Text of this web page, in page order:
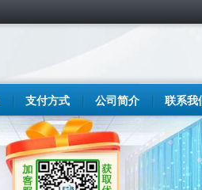
支付方式 公司简介 联系我